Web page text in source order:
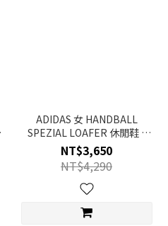
ADIDAS 女 HANDBALL
SPEZIAL LOAFER 休閒鞋 -
LC3891
NT$3,650
NT$4,290